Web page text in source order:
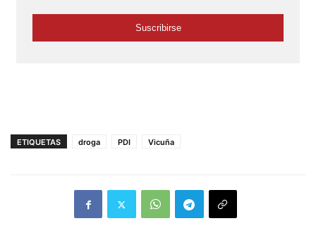
ETIQUETAS droga PDI Vicuña